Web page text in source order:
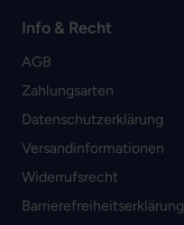
Info & Recht
AGB
Zahlungsarten
Datenschutzerklärung
Versandinformationen
Widerrufsrecht
Barrierefreiheitserklärung